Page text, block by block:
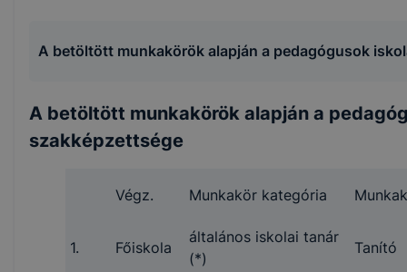
A betöltött munkakörök alapján a pedagógusok
A betöltött munkakörök alapján a
szakképzettsége
Végz. Munkakör kategória
1. Főiskola
általános iskolai tanár
(*)
Tanító